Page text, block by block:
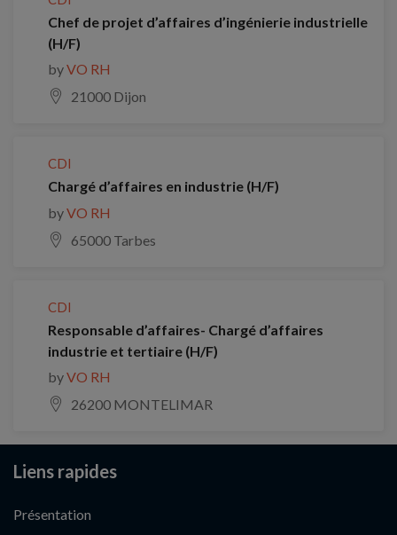
Chef de projet d’affaires d’ingénierie industrielle
(H/F)
byVO RH
21000 Dijon
CDI
Chargé d’affaires en industrie (H/F)
byVO RH
65000 Tarbes
CDI
Responsable d’affaires- Chargé d’affaires
industrie et tertiaire (H/F)
byVO RH
26200 MONTELIMAR
Liens rapides
Présentation